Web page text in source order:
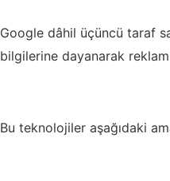
Google dâhil üçüncü taraf
bilgilerine dayanarak
Bu teknolojiler aşağıdaki